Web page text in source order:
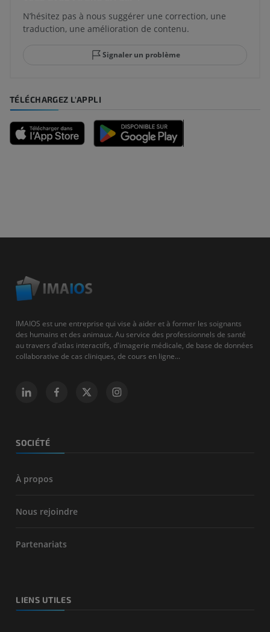
N’hésitez pas à nous suggérer une correction, une
traduction, une amélioration de contenu.
Signaler un problème
TÉLÉCHARGEZ L'APPLI
IMAIOS est une entreprise qui vise à aider et à former les soignants
des humains et des animaux. Au service des professionnels de santé
au travers d'atlas interactifs, d'imagerie médicale, de base de données
collaborative de cas cliniques, de cours en ligne...
SOCIÉTÉ
À propos
Nous rejoindre
Partenariats
LIENS UTILES